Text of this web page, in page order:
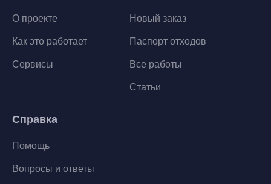
О проекте
Как это работает
Сервисы
Новый заказ
Паспорт отходов
Все работы
Статьи
Справка
Помощь
Вопросы и ответы